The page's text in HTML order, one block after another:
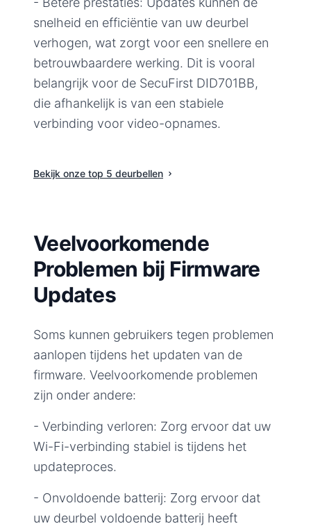
snelheid en efficiëntie van uw deurbel
verhogen, wat zorgt voor een snellere en
betrouwbaardere werking. Dit is vooral
belangrijk voor de SecuFirst DID701BB,
die afhankelijk is van een stabiele
verbinding voor video-opnames.
Bekijk onze top 5 deurbellen
Veelvoorkomende
Problemen bij Firmware
Updates
Soms kunnen gebruikers tegen problemen
aanlopen tijdens het updaten van de
firmware. Veelvoorkomende problemen
zijn onder andere:
- Verbinding verloren: Zorg ervoor dat uw
Wi-Fi-verbinding stabiel is tijdens het
updateproces.
- Onvoldoende batterij: Zorg ervoor dat
uw deurbel voldoende batterij heeft